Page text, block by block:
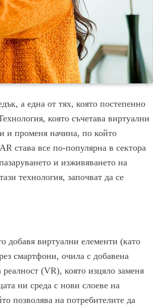
а една от тях, която постепенно
която съчетава виртуални
и променя начина, по който
става все по-популярна в сектора
и изживяването на
технология, започват да се
добавя виртуални елементи (като
смартфони, очила с добавена
(VR), която изцяло заменя
ни среда с нови слоеве на
позволява на потребителите да